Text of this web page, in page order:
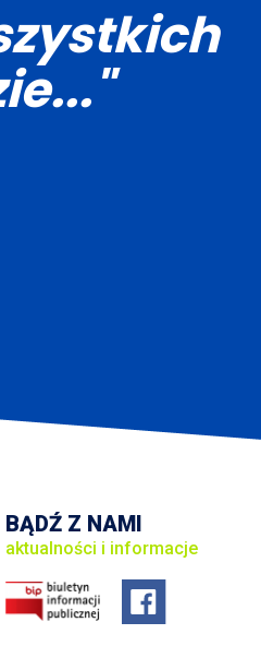
BĄDŹ Z NAMI
aktualności i informacje